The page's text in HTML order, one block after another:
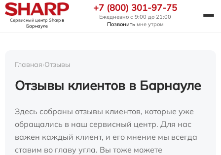
Сервисный центр Sharpв
Барнауле
+7 (800) 301-97-75
Ежедневно с 9:00 до 21:00
Позвонить мне утром
Главная›Отзывы
Отзывы клиентов в Барнауле
Здесь собраны отзывы клиентов, которые уже
обращались в наш сервисный центр. Для нас
важен каждый клиент, и его мнение мы всегда
ставим во главу угла. Вы тоже можете